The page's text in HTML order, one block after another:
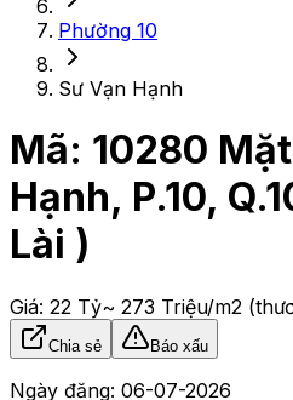
Phường 10
Sư Vạn Hạnh
Mã: 10280
Hạnh, P.10,
Lài )
Giá: 22 Tỷ~ 273 Triệu/m2
Chia sẻ Báo xấu
Ngày đăng: 06-07-2026